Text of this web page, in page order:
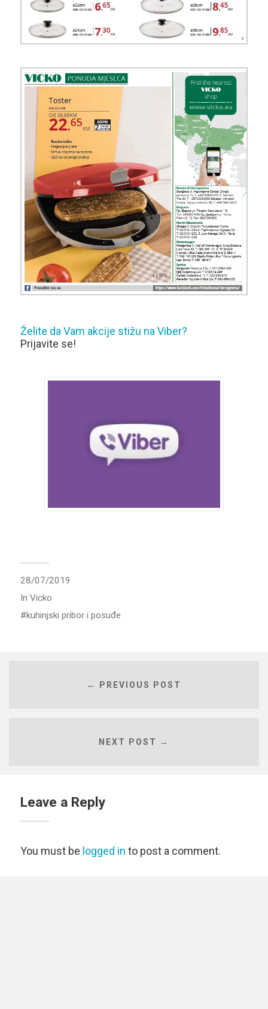
Želite da Vam akcije stižu na Viber?
Prijavite se!
28/07/2019
In Vicko
kuhinjski pribor i posuđe
← PREVIOUS POST
NEXT POST →
Leave a Reply
You must be logged in to post a comment.